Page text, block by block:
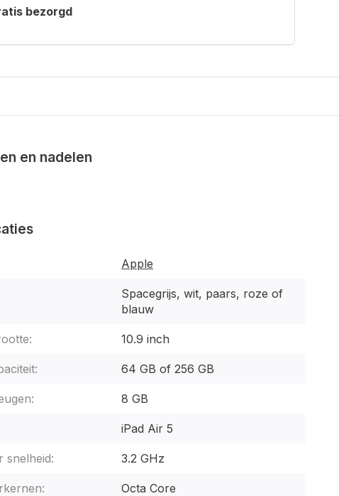
bezorgd
en nadelen
Apple
Spacegrijs, wit, paars, roze of
blauw
10.9 inch
64 GB of 256 GB
8 GB
iPad Air 5
snelheid: 3.2 GHz
Octa Core